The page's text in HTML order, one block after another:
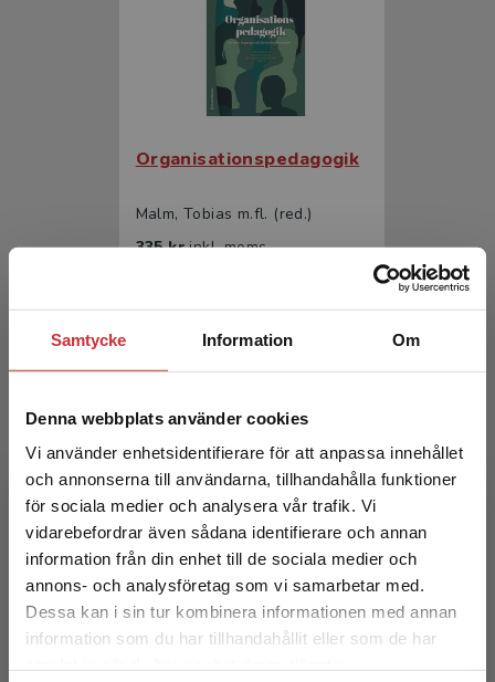
Samtycke Information Om
Denna webbplats använder cookies
Vi använder enhetsidentifierare för att anpassa innehållet
och annonserna till användarna, tillhandahålla funktioner
för sociala medier och analysera vår trafik. Vi
vidarebefordrar även sådana identifierare och annan
information från din enhet till de sociala medier och
annons- och analysföretag som vi samarbetar med.
Dessa kan i sin tur kombinera informationen med annan
information som du har tillhandahållit eller som de har
Begränsad fraktregion
Det verkar som att du besöker
studentlitteratur.se via en enhet utanför Sverige.
Organisationspedagogik
Malm, Tobias m.fl. (red.)
335 krinkl. moms
Organisationspedagogik
Malm, Tobias m.fl. (red.)
208 krinkl. moms
Exkl. moms: 196 kr